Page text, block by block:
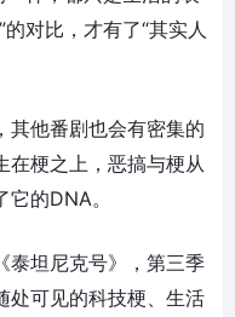
对比，才有了“其实人
其他番剧也会有密集的
在梗之上，恶搞与梗从
的DNA。
泰坦尼克号》，第三季
处可见的科技梗、生活